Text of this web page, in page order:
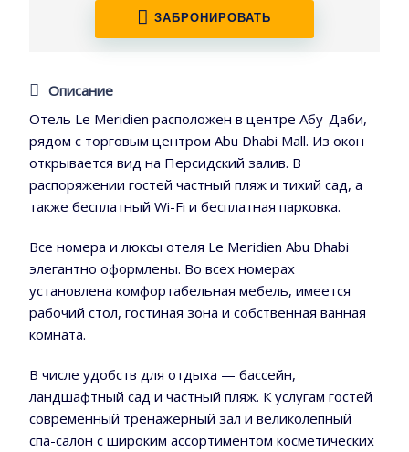
ЗАБРОНИРОВАТЬ
Описание
Отель Le Meridien расположен в центре Абу-Даби,
рядом с торговым центром Abu Dhabi Mall. Из окон
открывается вид на Персидский залив. В
распоряжении гостей частный пляж и тихий сад, а
также бесплатный Wi-Fi и бесплатная парковка.
Все номера и люксы отеля Le Meridien Abu Dhabi
элегантно оформлены. Во всех номерах
установлена комфортабельная мебель, имеется
рабочий стол, гостиная зона и собственная ванная
комната.
В числе удобств для отдыха — бассейн,
ландшафтный сад и частный пляж. К услугам гостей
современный тренажерный зал и великолепный
спа-салон с широким ассортиментом косметических